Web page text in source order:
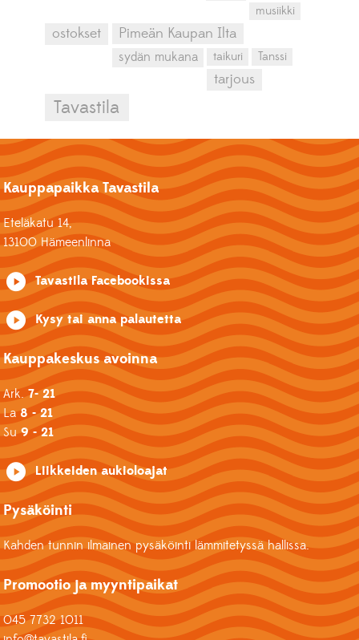
musiikki
ostokset Pimeän Kaupan Ilta
sydän mukana taikuri Tanssi
tarjous
Tavastila
Kauppapaikka Tavastila
Eteläkatu 14,
13100 Hämeenlinna
Tavastila Facebookissa
Kysy tai anna palautetta
Kauppakeskus avoinna
Ark.7- 21
La8 - 21
Su9 - 21
Liikkeiden aukioloajat
Pysäköinti
Kahden tunnin ilmainen pysäköinti lämmitetyssä hallissa.
Promootio ja myyntipaikat
045 7732 1011